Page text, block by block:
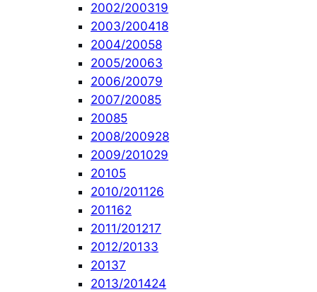
2002/200319
2003/200418
2004/20058
2005/20063
2006/20079
2007/20085
20085
2008/200928
2009/201029
20105
2010/201126
201162
2011/201217
2012/20133
20137
2013/201424